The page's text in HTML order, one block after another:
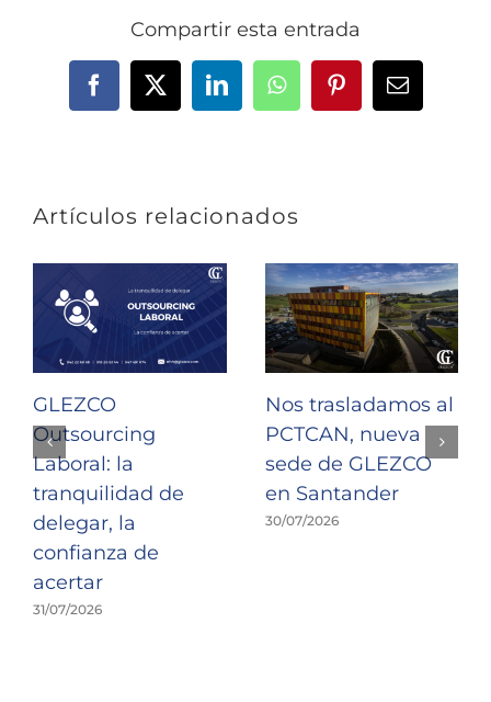
Compartir esta entrada
Facebook
X LinkedInWhatsAppPinterestCorreo
Artículos relacionados
GLEZCO
Outsourcing
Laboral: la
tranquilidad de
delegar, la
confianza de
acertar
31/07/2026
Nos trasladamos al
PCTCAN, nueva
sede de GLEZCO
en Santander
30/07/2026